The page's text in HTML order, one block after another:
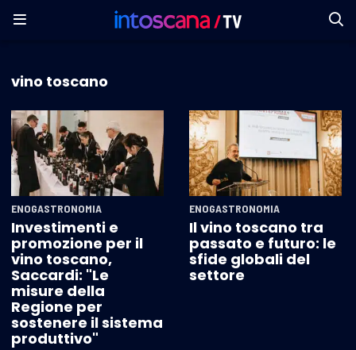
vino toscano
ENOGASTRONOMIA
Investimenti e
promozione per il
vino toscano,
Saccardi: "Le
misure della
Regione per
sostenere il sistema
produttivo"
ENOGASTRONOMIA
Il vino toscano tra
passato e futuro: le
sfide globali del
settore